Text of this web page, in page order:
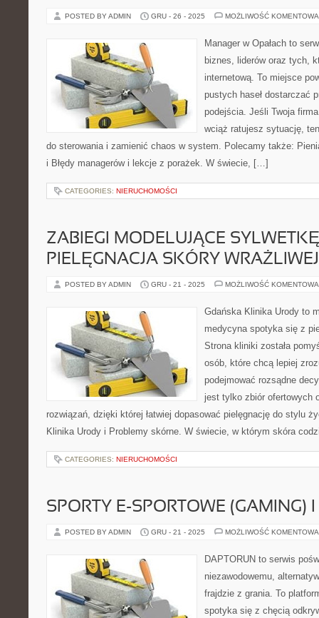
POSTED BY ADMIN GRU - 26 - 2025 MOŻLIWOŚĆ
Manager w Opałach to
biznes, liderów oraz tych,
internetową. To miejsce
pustych haseł dostarczać
podejścia. Jeśli Twoja
wciąż ratujesz sytuację,
do sterowania i zamienić chaos w system. Polecamy także:
i Błędy managerów i lekcje z porażek. W świecie, […]
CATEGORIES: NIERUCHOMOŚCI
ZABIEGI MODELUJĄCE
PIELĘGNACJA SKÓRY WRAŻLIWEJ
POSTED BY ADMIN GRU - 21 - 2025 MOŻLIWOŚĆ
Gdańska Klinika Urody to
medycyna spotyka się z
Strona kliniki została
osób, które chcą lepiej
podejmować rozsądne
jest tylko zbiór ofertowych
rozwiązań, dzięki której łatwiej dopasować pielęgnację do stylu
Klinika Urody i Problemy skórne. W świecie, w którym skóra
CATEGORIES: NIERUCHOMOŚCI
SPORTY E-SPORTOWE (GAMING)
POSTED BY ADMIN GRU - 21 - 2025 MOŻLIWOŚĆ
DAPTORUN to serwis
niezawodowemu,
frajdzie z grania. To
spotyka się z chęcią